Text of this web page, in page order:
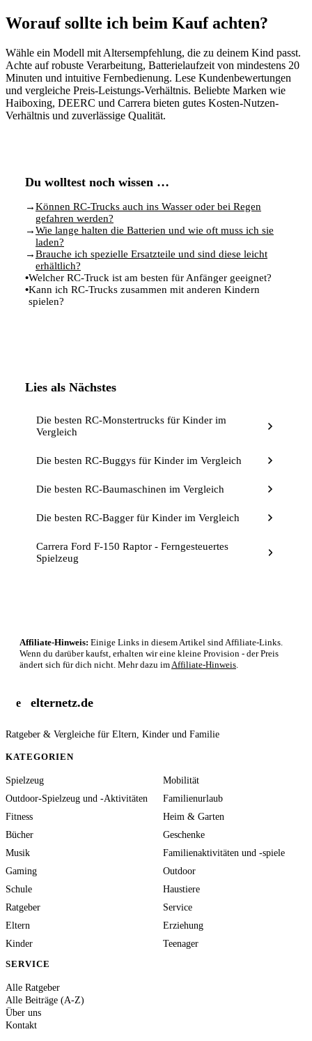
Worauf sollte ich beim Kauf achten?
Wähle ein Modell mit Altersempfehlung, die zu deinem Kind passt.
Achte auf robuste Verarbeitung, Batterielaufzeit von mindestens 20
Minuten und intuitive Fernbedienung. Lese Kundenbewertungen
und vergleiche Preis-Leistungs-Verhältnis. Beliebte Marken wie
Haiboxing, DEERC und Carrera bieten gutes Kosten-Nutzen-
Verhältnis und zuverlässige Qualität.
Du wolltest noch wissen …
→Können RC-Trucks auch ins Wasser oder bei Regen
gefahren werden?
→Wie lange halten die Batterien und wie oft muss ich sie
laden?
→Brauche ich spezielle Ersatzteile und sind diese leicht
erhältlich?
•Welcher RC-Truck ist am besten für Anfänger geeignet?
•Kann ich RC-Trucks zusammen mit anderen Kindern
spielen?
Lies als Nächstes
Die besten RC-Monstertrucks für Kinder im
Vergleich
Die besten RC-Buggys für Kinder im Vergleich
Die besten RC-Baumaschinen im Vergleich
Die besten RC-Bagger für Kinder im Vergleich
Carrera Ford F-150 Raptor - Ferngesteuertes
Spielzeug
Affiliate-Hinweis: Einige Links in diesem Artikel sind Affiliate-Links.
Wenn du darüber kaufst, erhalten wir eine kleine Provision - der Preis
ändert sich für dich nicht. Mehr dazu im Affiliate-Hinweis
e elternetz.de
Ratgeber & Vergleiche für Eltern, Kinder und Familie
KATEGORIEN
Spielzeug
Mobilität
Outdoor-Spielzeug und -Aktivitäten
Familienurlaub
Fitness
Heim & Garten
Bücher
Geschenke
Musik
Familienaktivitäten und -spiele
Gaming
Outdoor
Schule
Haustiere
Ratgeber
Service
Eltern
Erziehung
Kinder
Teenager
SERVICE
Alle Ratgeber
Alle Beiträge (A-Z)
Über uns
Kontakt